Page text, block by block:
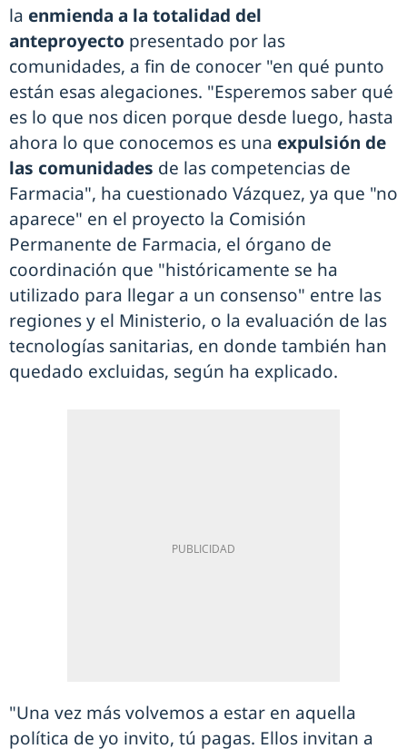
la enmienda a la totalidad del
anteproyecto presentado por las
comunidades, a fin de conocer "en qué punto
están esas alegaciones. "Esperemos saber qué
es lo que nos dicen porque desde luego, hasta
ahora lo que conocemos es una expulsión de
las comunidades de las competencias de
Farmacia", ha cuestionado Vázquez, ya que "no
aparece" en el proyecto la Comisión
Permanente de Farmacia, el órgano de
coordinación que "históricamente se ha
utilizado para llegar a un consenso" entre las
regiones y el Ministerio, o la evaluación de las
tecnologías sanitarias, en donde también han
quedado excluidas, según ha explicado.
"Una vez más volvemos a estar en aquella
política de yo invito, tú pagas. Ellos invitan a